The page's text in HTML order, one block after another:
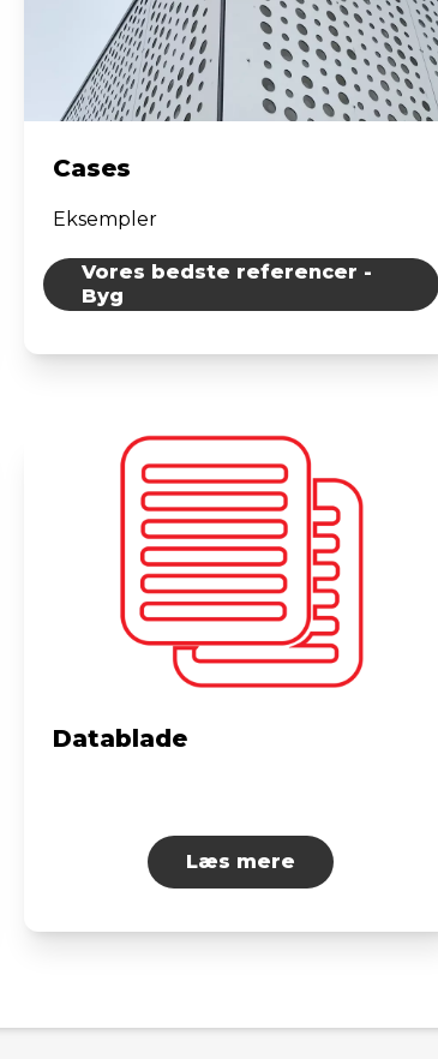
Cases
Eksempler
Vores bedste referencer -
Byg
Datablade
Læs mere